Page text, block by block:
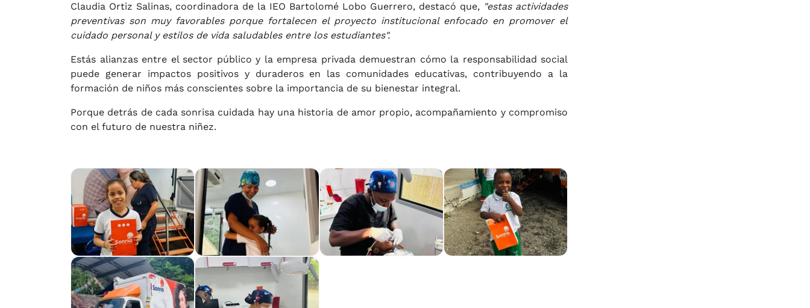
Claudia Ortiz Salinas, coordinadora de la IEO Bartolomé Lobo Guerrero, destacó que, "estas actividades
preventivas son muy favorables porque fortalecen el proyecto institucional enfocado en promover el
cuidado personal y estilos de vida saludables entre los estudiantes".
Estás alianzas entre el sector público y la empresa privada demuestran cómo la responsabilidad social
puede generar impactos positivos y duraderos en las comunidades educativas, contribuyendo a la
formación de niños más conscientes sobre la importancia de su bienestar integral.
Porque detrás de cada sonrisa cuidada hay una historia de amor propio, acompañamiento y compromiso
con el futuro de nuestra niñez.